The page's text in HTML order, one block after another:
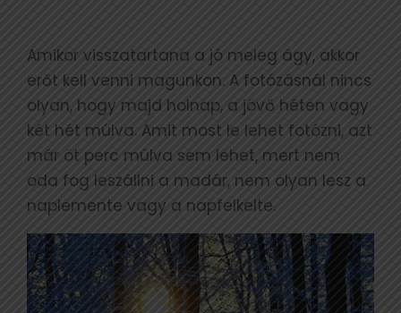
Amikor visszatartana a jó meleg ágy, akkor
erőt kell venni magunkon. A fotózásnál nincs
olyan, hogy majd holnap, a jövő héten vagy
két hét múlva. Amit most le lehet fotózni, azt
már öt perc múlva sem lehet, mert nem
oda fog leszállni a madár, nem olyan lesz a
naplemente vagy a napfelkelte.